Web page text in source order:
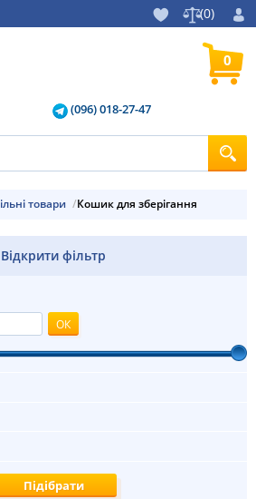
(0)
(096) 018-27-47
0
товари Кошик для зберігання
Відкрити фільтр